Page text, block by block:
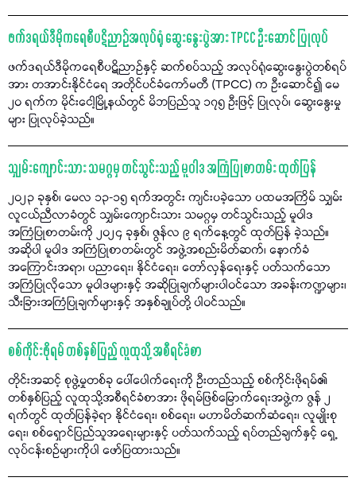
ဖက်ဒရယ်ဒီမိုကရေစီပဋိညာဉ်အလုပ်ရုံ ဆွေးနွေးပွဲအား TPCC ဦးဆောင် ပြုလုပ်
ဖက်ဒရယ်ဒီမိုကရေစီပဋိညာဉ်နှင့် ဆက်စပ်သည့် အလုပ်ရုံဆွေးနွေးပွဲတစ်ရပ်
အား တအာင်းနိုင်ငံရေ အတိုင်ပင်ခံကော်မတီ (TPCC) က ဦးဆောင်၍ မေ
၂၀ ရက်က မိုင်းငေါ့မြို့နယ်တွင် မိဘပြည်သူ ၁၇၅ ဦးဖြင့် ပြုလုပ်၊ ဆွေးနွေးမှု
များ ပြုလုပ်ခဲ့သည်။
သျှမ်းကျောင်းသား သမဂ္ဂမှ တင်သွင်းသည့် မူဝါဒ အကြံပြုစာတမ်း ထုတ်ပြန်
၂၀၂၃ ခုနှစ်၊ မေလ ၁၃-၁၅ ရက်အတွင်း ကျင်းပခဲ့သော ပထမအကြိမ် သျှမ်း
လူငယ်ညီလာခံတွင် သျှမ်းကျောင်းသား သမဂ္ဂမှ တင်သွင်းသည့် မူဝါဒ
အကြံပြုစာတမ်းကို ၂၀၂၄ ခုနှစ်၊ ဇွန်လ ၉ ရက်နေ့တွင် ထုတ်ပြန် ခဲ့သည်။
အဆိုပါ မူဝါဒ အကြံပြုစာတမ်းတွင် အဖွဲ့အစည်းမိတ်ဆက်၊ နောက်ခံ
အကြောင်းအရာ၊ ပညာရေး၊ နိုင်ငံရေး၊ တော်လှန်ရေးနှင့် ပတ်သက်သော
အကြံပြုလိုသော မူဝါဒများနှင့် အဆိုပြုချက်များပါဝင်သော အခန်းကဏ္ဍများ၊
သီးခြားအကြံပြုချက်များနှင့် အနှစ်ချုပ်တို့ ပါဝင်သည်။
စစ်ကိုင်းဖိုရမ် တစ်နှစ်ပြည့် လူထုသို့ အစီရင်ခံစာ
တိုင်းအဆင့် စုဖွဲ့မှုတစ်ခု ပေါ်ပေါက်ရေးကို ဦးတည်သည့် စစ်ကိုင်းဖိုရမ်၏
တစ်နှစ်ပြည့် လူထုသို့အစီရင်ခံစာအား ဖိုရမ်ဖြစ်မြောက်ရေးအဖွဲ့က ဇွန် ၂
ရက်တွင် ထုတ်ပြန်ခဲ့ရာ နိုင်ငံရေး၊ စစ်ရေး၊ မဟာမိတ်ဆက်ဆံရေး၊ လူမျိုးစု
ရေး၊ စစ်ရှောင်ပြည်သူအရေးများနှင့် ပတ်သက်သည့် ရပ်တည်ချက်နှင့် ရှေ့
လုပ်ငန်းစဉ်များကိုပါ ဖော်ပြထားသည်။